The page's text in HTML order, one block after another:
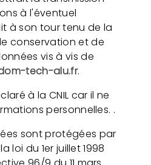
à l'éventuel
à son tour tenu de la
conservation et de
vis à vis de
tech-alu.fr.
à la CNIL car il ne
personnelles. .
sont protégées par
loi du 1er juillet 1998